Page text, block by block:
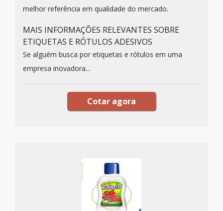
melhor referência em qualidade do mercado.
MAIS INFORMAÇÕES RELEVANTES SOBRE
ETIQUETAS E RÓTULOS ADESIVOS
Se alguém busca por etiquetas e rótulos em uma
empresa inovadora...
Cotar agora